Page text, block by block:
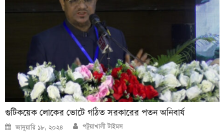
গুটিকয়েক লোকের ভোটে গঠিত সরকারের পতন অনিবার্য
Posted
on
জানুয়ারি ১৮, ২০২৪ Author
পটুয়াখালী টাইমস